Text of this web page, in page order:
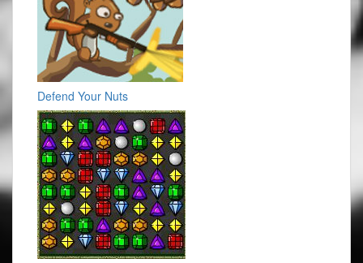
Defend Your Nuts